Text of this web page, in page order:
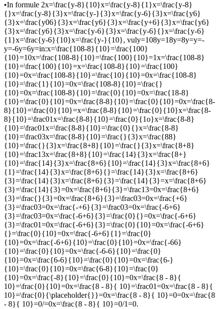
•In formule 2x=\frac{y-8}{10}x=\frac{y-8}{1}x=\frac{y-8}
{}x=\frac{y-8}{3}x=\frac{y-}{3}x=\frac{y-6}{3}x=\frac{y6}
{3}x=\frac{y06}{3}x=\frac{y6}{3}x=\frac{y+6}{3}x=\frac{y6}
{3}x=\frac{y6}{3}x=\frac{y-6}{3}x=\frac{y-6}{}x=\frac{y-6}
{1}x=\frac{y-6}{10}x=\frac{y-}{10}, vuly=108y=18y=8y=y=-
y=-6y=6y=in:x=\frac{108-8}{10}=\frac{100}
{10}=10x=\frac{108-8}{10}=\frac{100}{10}=1x=\frac{108-8}
{10}=\frac{100}{10}=x=\frac{108-8}{10}=\frac{100}
{10}=0x=\frac{108-8}{10}=\frac{10}{10}=0x=\frac{108-8}
{10}=\frac{1}{10}=0x=\frac{108-8}{10}=\frac{}
{10}=0x=\frac{108-8}{10}=\frac{0}{10}=0x=\frac{18-8}
{10}=\frac{0}{10}=0x=\frac{8-8}{10}=\frac{0}{10}=0x=\frac{8-
8}{10}=\frac{0}{10}=x=\frac{8-8}{10}=\frac{0}{10}x=\frac{8-
8}{10}=\frac01x=\frac{8-8}{10}=\frac{0}{1o}x=\frac{8-8}
{10}=\frac01x=\frac{8-8}{10}=\frac{0}{}x=\frac{8-8}
{10}=\frac03x=\frac{8-8}{10}=\frac{}{3}x=\frac{88}
{10}=\frac{}{3}x=\frac{8+8}{10}=\frac{}{3}x=\frac{8+8}
{10}=\frac13x=\frac{8+8}{10}=\frac{14}{3}x=\frac{8+}
{10}=\frac{14}{3}x=\frac{8+6}{10}=\frac{14}{3}x=\frac{8+6}
{1}=\frac{14}{3}x=\frac{8+6}{}=\frac{14}{3}x=\frac{8+6}
{3}=\frac{14}{3}x=\frac{8+6}{3}=\frac{14}{3}=x=\frac{8+6}
{3}=\frac{14}{3}=0x=\frac{8+6}{3}=\frac13=0x=\frac{8+6}
{3}=\frac{}{3}=0x=\frac{8+6}{3}=\frac03=0x=\frac{+6}
{3}=\frac03=0x=\frac{-+6}{3}=\frac03=0x=\frac{-6+6}
{3}=\frac03=0x=\frac{-6+6}{3}=\frac{0}{}=0x=\frac{-6+6}
{3}=\frac01=0x=\frac{-6+6}{3}=\frac{0}{10}=0x=\frac{-6+6}
{}=\frac{0}{10}=0x=\frac{-6+6}{1}=\frac{0}
{10}=0x=\frac{-6+6}{10}=\frac{0}{10}=0x=\frac{-66}
{10}=\frac{0}{10}=0x=\frac{-6-6}{10}=\frac{0}
{10}=0x=\frac{6-6}{10}=\frac{0}{10}=0x=\frac{6-}
{10}=\frac{0}{10}=0x=\frac{6-8}{10}=\frac{0}
{10}=0x=\frac{-8}{10}=\frac{0}{10}=0x=\frac{8 - 8}{
10}=\frac{0}{10}=0x=\frac{8 - 8}{ 10}=\frac01=0x=\frac{8 - 8}{
10}=\frac{0}{\placeholder{}}=0x=\frac{8 - 8}{ 10}=0=0x=\frac{8
- 8}{ 10}=0/=0x=\frac{8 - 8}{ 10}=0/1=0.